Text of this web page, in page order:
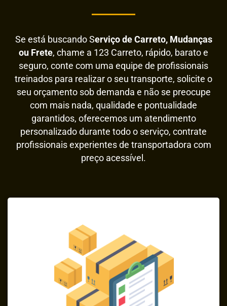
Se está buscando Serviço de Carreto, Mudanças
ou Frete, chame a 123 Carreto, rápido, barato e
seguro, conte com uma equipe de profissionais
treinados para realizar o seu transporte, solicite o
seu orçamento sob demanda e não se preocupe
com mais nada, qualidade e pontualidade
garantidos, oferecemos um atendimento
personalizado durante todo o serviço, contrate
profissionais experientes de transportadora com
preço acessível.